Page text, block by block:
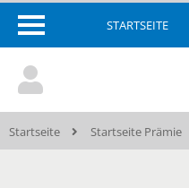
STARTSEITE
Startseite Startseite Prämie